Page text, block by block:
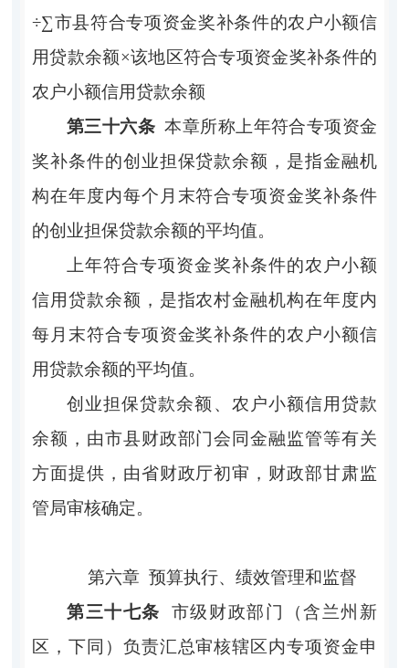
÷∑市县符合专项资金奖补条件的农户小额信
用贷款余额×该地区符合专项资金奖补条件的
农户小额信用贷款余额
第三十六条 本章所称上年符合专项资金
奖补条件的创业担保贷款余额，是指金融机
构在年度内每个月末符合专项资金奖补条件
的创业担保贷款余额的平均值。
上年符合专项资金奖补条件的农户小额
信用贷款余额，是指农村金融机构在年度内
每月末符合专项资金奖补条件的农户小额信
用贷款余额的平均值。
创业担保贷款余额、农户小额信用贷款
余额，由市县财政部门会同金融监管等有关
方面提供，由省财政厅初审，财政部甘肃监
管局审核确定。
第六章 预算执行、绩效管理和监督
第三十七条
市级财政部门（含兰州新
区，下同）负责汇总审核辖区内专项资金申